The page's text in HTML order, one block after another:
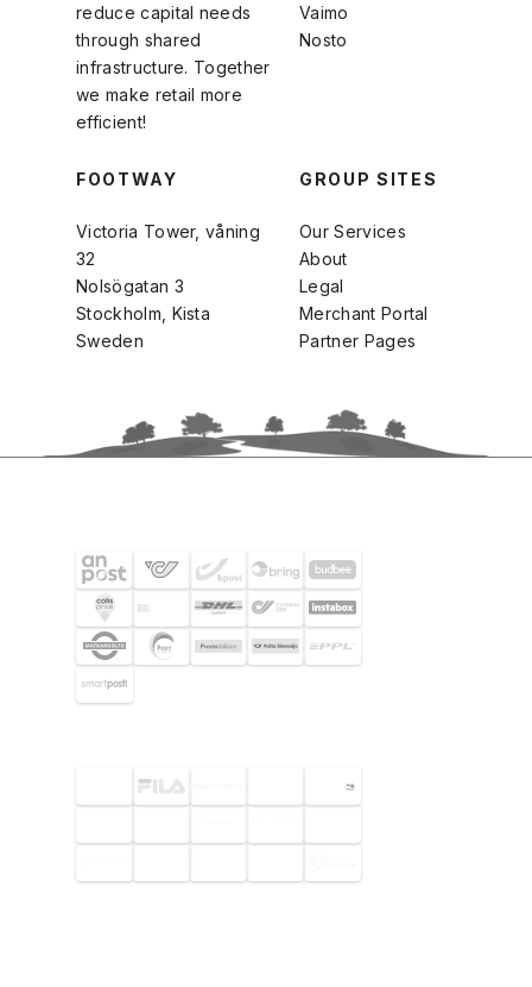
reduce capital needs
through shared
infrastructure. Together
we make retail more
efficient!
Vaimo
Nosto
FOOTWAY
Victoria Tower, våning
32
Nolsögatan 3
Stockholm, Kista
Sweden
GROUP SITES
Our Services
About
Legal
Merchant Portal
Partner Pages